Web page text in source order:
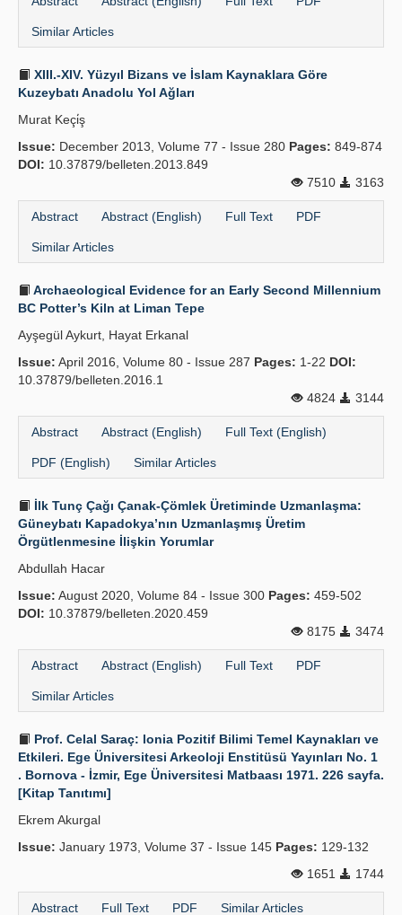
Similar Articles
XIII.-XIV. Yüzyıl Bizans ve İslam Kaynaklara Göre
Kuzeybatı Anadolu Yol Ağları
Murat Keçi̇ş
Issue: December 2013, Volume 77 - Issue 280 Pages: 849-874
DOI: 10.37879/belleten.2013.849
7510
3163
Abstract Abstract (English) Full Text PDF
Similar Articles
Archaeological Evidence for an Early Second Millennium
BC Potter’s Kiln at Liman Tepe
Ayşegül Aykurt, Hayat Erkanal
Issue: April 2016, Volume 80 - Issue 287 Pages: 1-22 DOI:
10.37879/belleten.2016.1
4824
3144
Abstract Abstract (English) Full Text (English)
PDF (English) Similar Articles
İlk Tunç Çağı Çanak-Çömlek Üretiminde Uzmanlaşma:
Güneybatı Kapadokya’nın Uzmanlaşmış Üretim
Örgütlenmesine İlişkin Yorumlar
Abdullah Hacar
Issue: August 2020, Volume 84 - Issue 300 Pages: 459-502
DOI: 10.37879/belleten.2020.459
8175
3474
Abstract Abstract (English) Full Text PDF
Similar Articles
Prof. Celal Saraç: lonia Pozitif Bilimi Temel Kaynakları ve
Etkileri. Ege Üniversitesi Arkeoloji Enstitüsü Yayınları No. 1
. Bornova - İzmir, Ege Üniversitesi Matbaası 1971. 226 sayfa.
[Kitap Tanıtımı]
Ekrem Akurgal
Issue: January 1973, Volume 37 - Issue 145 Pages: 129-132
1651
1744
Abstract Full Text PDF Similar Articles